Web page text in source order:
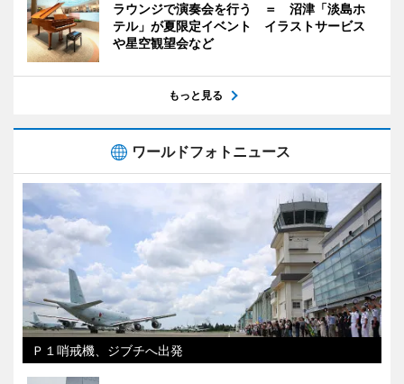
ラウンジで演奏会を行う ＝ 沼津「淡島ホ
テル」が夏限定イベント イラストサービス
や星空観望会など
もっと見る
ワールドフォトニュース
Ｐ１哨戒機、ジブチへ出発